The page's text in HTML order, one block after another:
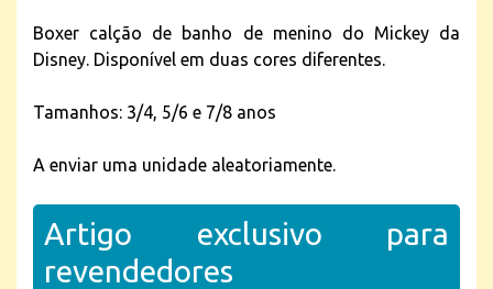
Boxer calção de banho de menino do Mickey da
Disney. Disponível em duas cores diferentes.
Tamanhos: 3/4, 5/6 e 7/8 anos
A enviar uma unidade aleatoriamente.
Artigo exclusivo para
revendedores